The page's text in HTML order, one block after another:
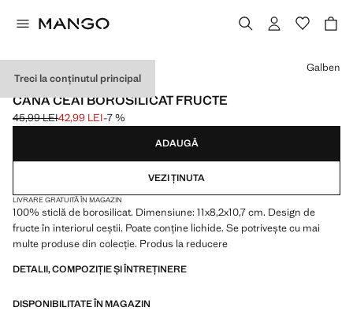
Treci la conținutul principal
STICLĂ BOROSILICATĂ
CANĂ CEAI BOROSILICAT FRUCTE
Preț inițial tăiat [45,99 LEI ]
45,99 LEI
Preț actual [42,99 LEI ]
42,99 LEI-7 %
Selectează o culoare
Galben
ADAUGĂ
VEZI ȚINUTA
LIVRARE GRATUITĂ ÎN MAGAZIN
100% sticlă de borosilicat. Dimensiune: 11x8,2x10,7 cm. Design de
fructe în interiorul ceștii. Poate conține lichide. Se potrivește cu mai
multe produse din colecție. Produs la reducere
DETALII, COMPOZIȚIE ȘI ÎNTREȚINERE
DISPONIBILITATE ÎN MAGAZIN